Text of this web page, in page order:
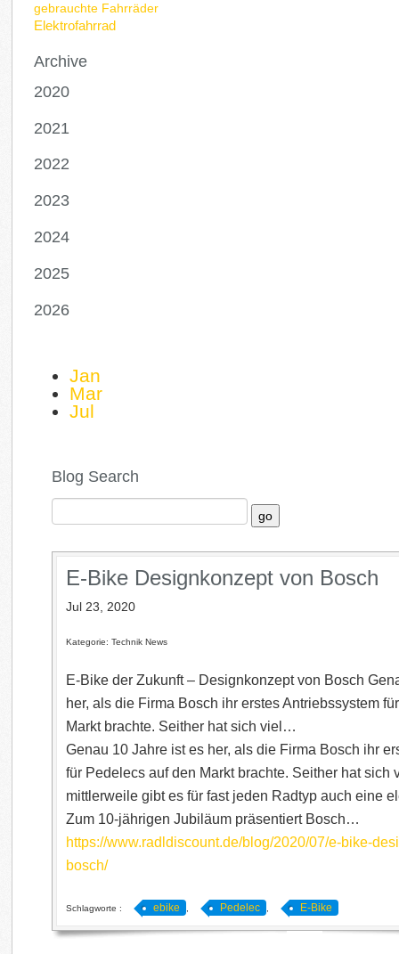
gebrauchte Fahrräder
Elektrofahrrad
Archive
2020
2021
2022
2023
2024
2025
2026
Jan
Mar
Jul
Blog Search
E-Bike Designkonzept von Bosch
Jul 23, 2020
Kategorie: Technik News
E-Bike der Zukunft – Designkonzept von Bosch
her, als die Firma Bosch ihr erstes Antriebssystem
Markt brachte. Seither hat sich viel…
Genau 10 Jahre ist es her, als die Firma Bosch ihr
für Pedelecs auf den Markt brachte. Seither hat sich
mittlerweile gibt es für fast jeden Radtyp auch eine
Zum 10-jährigen Jubiläum präsentiert Bosch…
https://www.radldiscount.de/blog/2020/07/e-bike-
bosch/
Schlagworte : ebike , Pedelec , E-Bike